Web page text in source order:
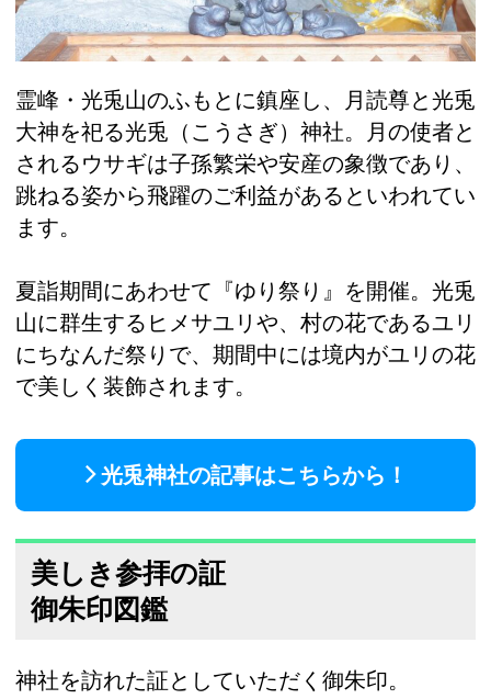
霊峰・光兎山のふもとに鎮座し、月読尊と光兎
大神を祀る光兎（こうさぎ）神社。月の使者と
されるウサギは子孫繁栄や安産の象徴であり、
跳ねる姿から飛躍のご利益があるといわれてい
ます。
夏詣期間にあわせて『ゆり祭り』を開催。光兎
山に群生するヒメサユリや、村の花であるユリ
にちなんだ祭りで、期間中には境内がユリの花
で美しく装飾されます。
光兎神社の記事はこちらから！
美しき参拝の証
御朱印図鑑
神社を訪れた証としていただく御朱印。